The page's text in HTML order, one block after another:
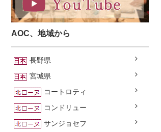
AOC、地域から
長野県
宮城県
コートロティ
コンドリュー
サンジョセフ